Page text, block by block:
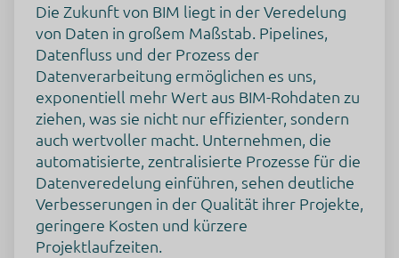
Die Zukunft von BIM liegt in der Veredelung
von Daten in großem Maßstab. Pipelines,
Datenfluss und der Prozess der
Datenverarbeitung ermöglichen es uns,
exponentiell mehr Wert aus BIM-Rohdaten zu
ziehen, was sie nicht nur effizienter, sondern
auch wertvoller macht. Unternehmen, die
automatisierte, zentralisierte Prozesse für die
Datenveredelung einführen, sehen deutliche
Verbesserungen in der Qualität ihrer Projekte,
geringere Kosten und kürzere
Projektlaufzeiten.
Datenverarbeiters zu lesen
https://policies.google.com/privacy?hl=en
Klicken Sie hier, um auf allen Domains des verarbeitenden
Unternehmens zu widerrufen
https://safety.google/privacy/privacy-controls/
Klicken Sie hier, um die Cookie-Richtlinie des
Datenverarbeiters zu lesen
https://www.google.com/intl/de/tagmanager/use-
policy.html
Google Analytics
Dies ist ein Webanalysedienst.